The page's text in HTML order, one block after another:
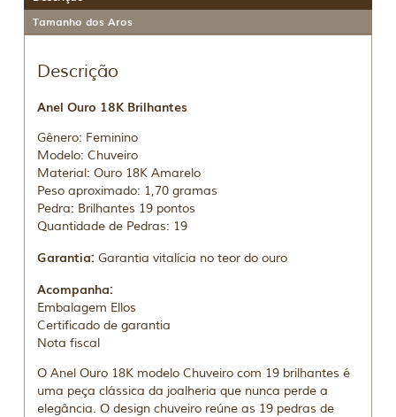
Tamanho dos Aros
Descrição
Anel Ouro 18K Brilhantes
Gênero: Feminino
Modelo: Chuveiro
Material: Ouro 18K Amarelo
Peso aproximado: 1,70 gramas
Pedra: Brilhantes 19 pontos
Quantidade de Pedras: 19
Garantia: Garantia vitalícia no teor do ouro
Acompanha:
Embalagem Ellos
Certificado de garantia
Nota fiscal
O Anel Ouro 18K modelo Chuveiro com 19 brilhantes é
uma peça clássica da joalheria que nunca perde a
elegância. O design chuveiro reúne as 19 pedras de